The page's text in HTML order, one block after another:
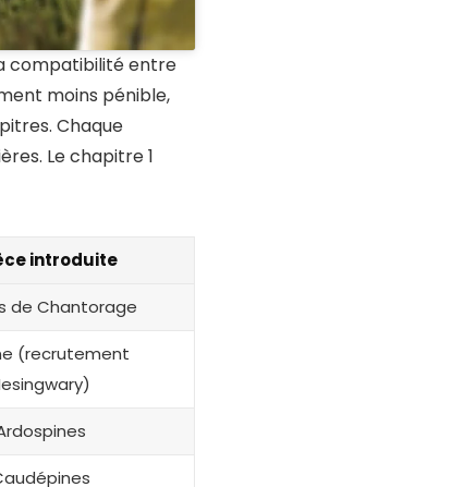
compatibilité entre
moins pénible,
Chaque
Le chapitre 1
introduite
de Chantorage
(recrutement